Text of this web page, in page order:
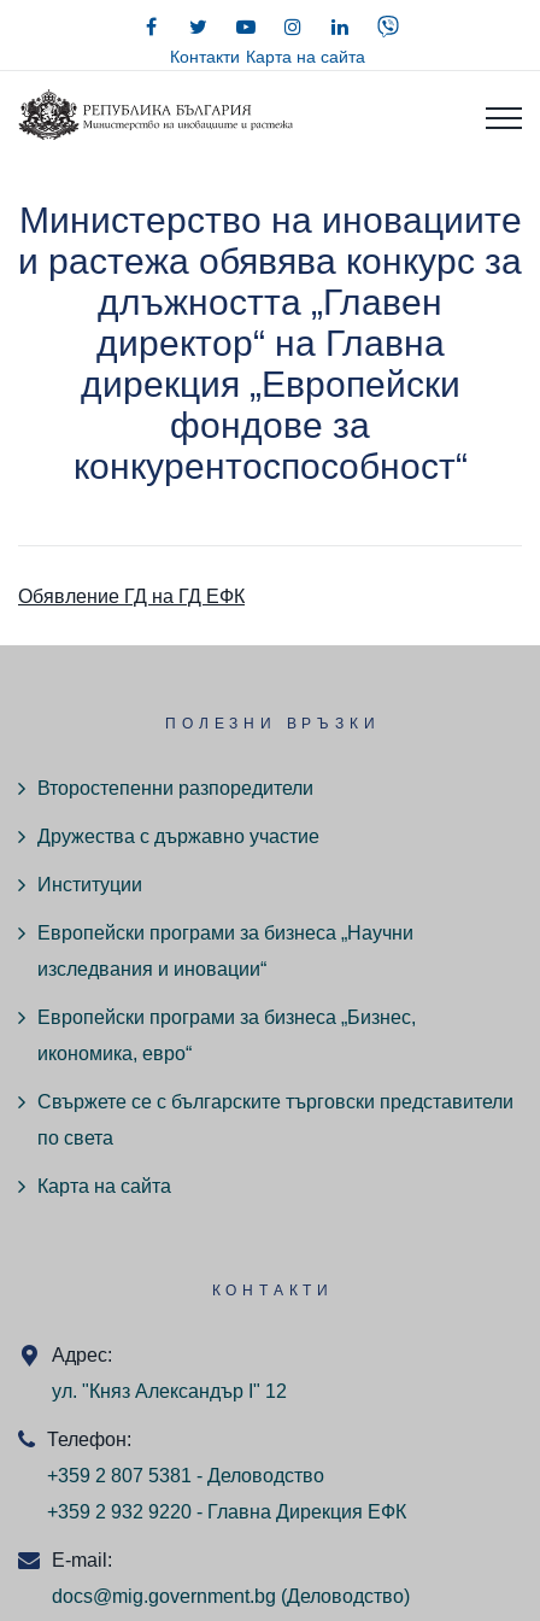
Контакти Карта на сайта
Министерство на иновациите
и растежа обявява конкурс за
длъжността „Главен
директор“ на Главна
дирекция „Европейски
фондове за
конкурентоспособност“
Обявление ГД на ГД ЕФК
ПОЛЕЗНИ ВРЪЗКИ
Второстепенни разпоредители
Дружества с държавно участие
Институции
Европейски програми за бизнеса „Научни
изследвания и иновации“
Европейски програми за бизнеса „Бизнес,
икономика, евро“
Свържете се с българските търговски представители
по света
Карта на сайта
КОНТАКТИ
Адрес:
ул. "Княз Александър I" 12
Телефон:
+359 2 807 5381 - Деловодство
+359 2 932 9220 - Главна Дирекция ЕФК
E-mail:
docs@mig.government.bg (Деловодство)